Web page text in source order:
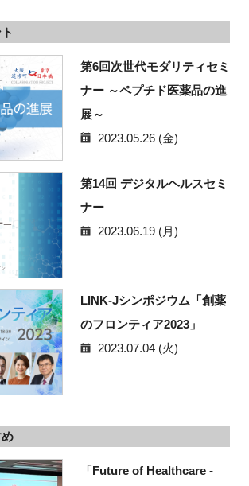
第6回次世代モダリティセミ
ナー ～ペプチド医薬品の進
展～
2023.05.26 (金)
第14回 デジタルヘルスセミ
ナー
2023.06.19 (月)
LINK-Jシンポジウム「創薬
のフロンティア2023」
2023.07.04 (火)
「Future of Healthcare -